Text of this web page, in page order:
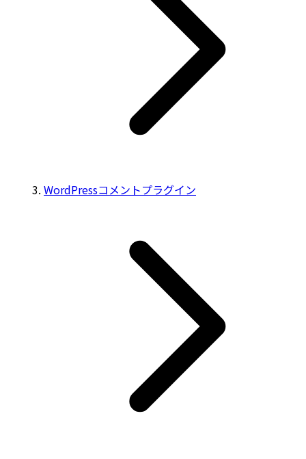
WordPressコメントプラグイン